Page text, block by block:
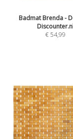
Badmat Brenda -
€54,99